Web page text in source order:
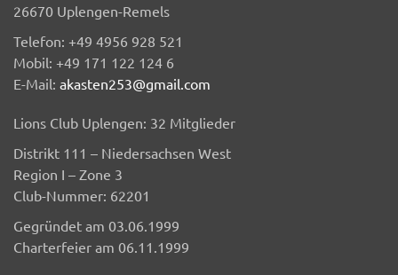
26670 Uplengen-Remels
Telefon: +49 4956 928 521
Mobil: +49 171 122 124 6
E-Mail: akasten253@gmail.com
Lions Club Uplengen: 32 Mitglieder
Distrikt 111 – Niedersachsen West
Region I – Zone 3
Club-Nummer: 62201
Gegründet am 03.06.1999
Charterfeier am 06.11.1999